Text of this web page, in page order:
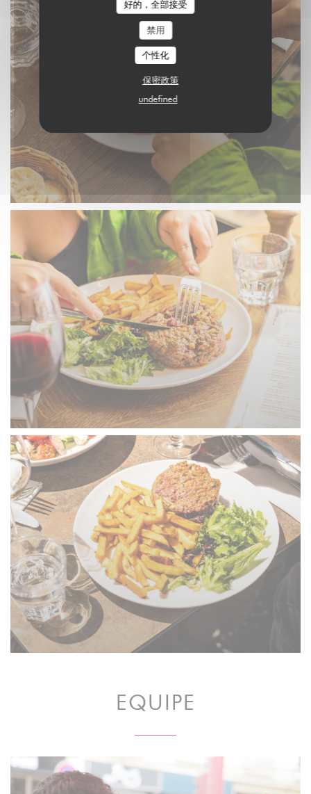
好的，全部接受
禁用
个性化
保密政策
undefined
EQUIPE